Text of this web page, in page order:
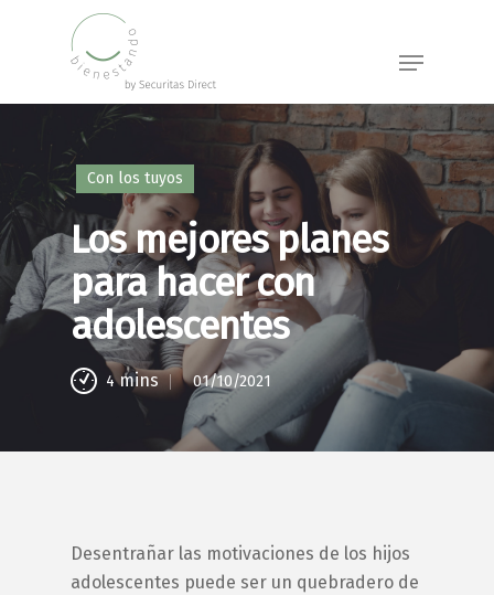
content
Menu
Con los tuyos
Los mejores planes
para hacer con
adolescentes
4 mins 01/10/2021
Desentrañar las motivaciones de los hijos
adolescentes puede ser un quebradero de